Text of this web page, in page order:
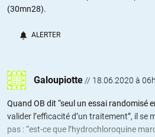
(30mn28).
ALERTER
Galoupiotte// 18.06.2020 à
Quand OB dit “seul un essai randomisé
valider l’efficacité d’un traitement”, il se
pas : “est-ce que l’hydrochloroquine